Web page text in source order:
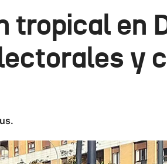
tropical en
y